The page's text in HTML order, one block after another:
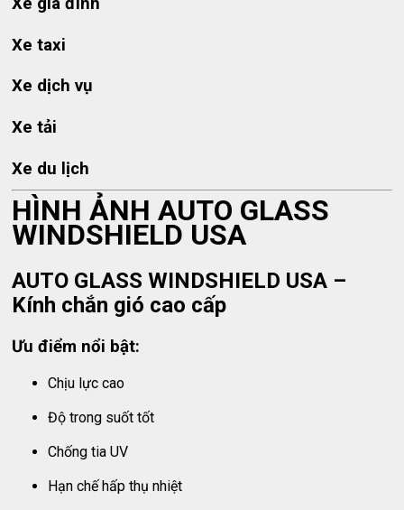
Xe taxi
Xe dịch vụ
Xe tải
Xe du lịch
HÌNH ẢNH AUTO GLASS
WINDSHIELD USA
AUTO GLASS WINDSHIELD USA –
Kính chắn gió cao cấp
Ưu điểm nổi bật:
Chịu lực cao
Độ trong suốt tốt
Chống tia UV
Hạn chế hấp thụ nhiệt